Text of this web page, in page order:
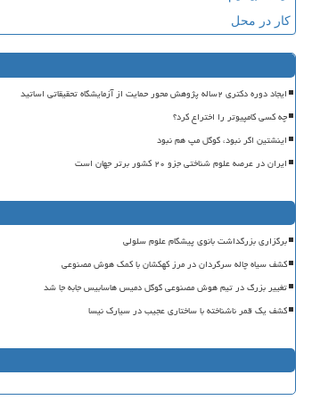
کار در محل
ایجاد دوره دکتری ۲ساله پژوهش محور حمایت از آزمایشگاه تحقیقاتی اساتید
چه کسی کامپیوتر را اختراع کرد؟
اینشتین اگر نبود، گوگل مپ هم نبود
ایران در عرصه علوم شناختی جزو ۲۰ کشور برتر جهان است
برگزاری بزرگداشت بانوی پیشگام علوم سلولی
کشف سیاه چاله سرگردان در مرز کهکشان با کمک هوش مصنوعی
تغییر بزرگ در تیم هوش مصنوعی گوگل دمیس هاسابیس جابه جا شد
کشف یک قمر ناشناخته با ساختاری عجیب در سیارک نیسا